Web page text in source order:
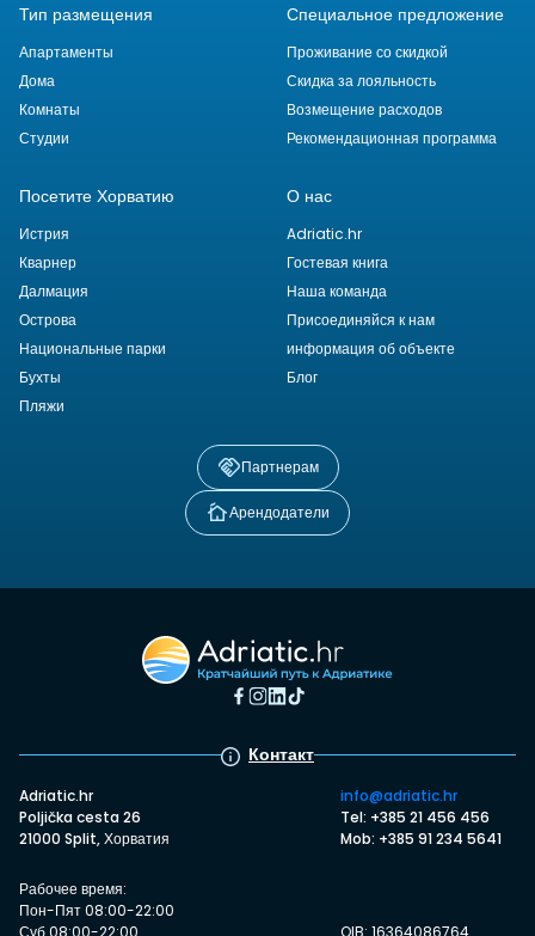
Тип размещения
Апартаменты
Дома
Комнаты
Студии
Специальное предложение
Проживание со скидкой
Скидка за лояльность
Возмещение расходов
Рекомендационная программа
Посетите Хорватию
Истрия
Кварнер
Далмация
Острова
Национальные парки
Бухты
Пляжи
О нас
Adriatic.hr
Гостевая книга
Наша команда
Присоединяйся к нам
информация об объекте
Блог
Партнерам
Арендодатели
Контакт
Adriatic.hr
Poljička cesta 26
21000 Split, Хорватия
info@adriatic.hr
Tel: +385 21 456 456
Mob: +385 91 234 5641
Рабочее время:
Пон-Пят 08:00-22:00
Суб 08:00-22:00
OIB: 16364086764